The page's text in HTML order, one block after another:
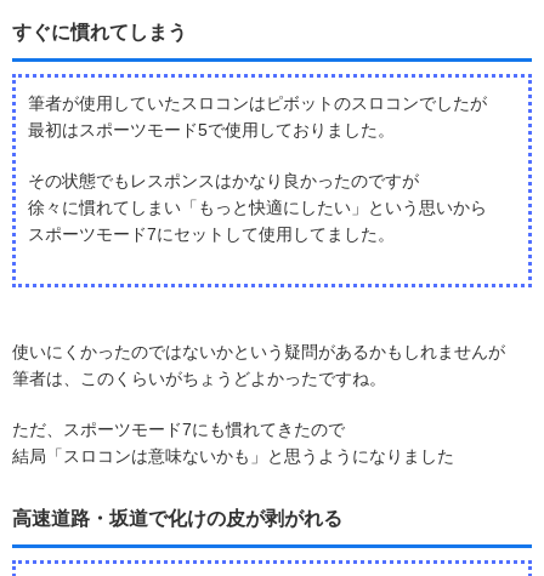
すぐに慣れてしまう
筆者が使用していたスロコンはピボットのスロコンでしたが
最初はスポーツモード5で使用しておりました。
その状態でもレスポンスはかなり良かったのですが
徐々に慣れてしまい「もっと快適にしたい」という思いから
スポーツモード7にセットして使用してました。
使いにくかったのではないかという疑問があるかもしれませんが
筆者は、このくらいがちょうどよかったですね。
ただ、スポーツモード7にも慣れてきたので
結局「スロコンは意味ないかも」と思うようになりました
高速道路・坂道で化けの皮が剥がれる